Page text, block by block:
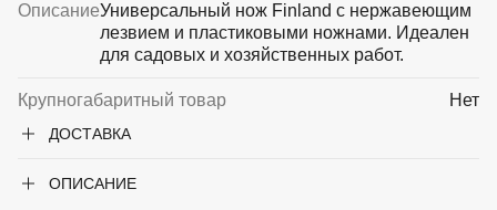
ОписаниеУниверсальный нож Finland с нержавеющим
лезвием и пластиковыми ножнами. Идеален
для садовых и хозяйственных работ.
Крупногабаритный товар Нет
ДОСТАВКА
ОПИСАНИЕ